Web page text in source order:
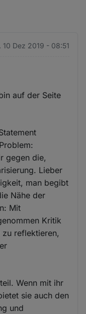
10 Dez 2019 - 08:51
auf der Seite
gegen die,
Lieber
man begibt
Nähe der
Mit
Kritik
zu reflektieren,
Wenn mit ihr
sie auch den
und